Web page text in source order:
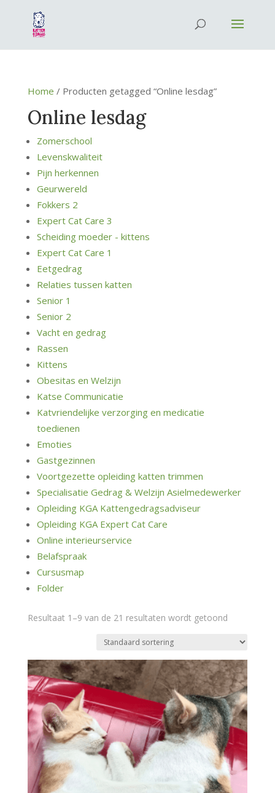
Home / Producten getagged “Online lesdag”
Online lesdag
Zomerschool
Levenskwaliteit
Pijn herkennen
Geurwereld
Fokkers 2
Expert Cat Care 3
Scheiding moeder - kittens
Expert Cat Care 1
Eetgedrag
Relaties tussen katten
Senior 1
Senior 2
Vacht en gedrag
Rassen
Kittens
Obesitas en Welzijn
Katse Communicatie
Katvriendelijke verzorging en medicatie
toedienen
Emoties
Gastgezinnen
Voortgezette opleiding katten trimmen
Specialisatie Gedrag & Welzijn Asielmedewerker
Opleiding KGA Kattengedragsadviseur
Opleiding KGA Expert Cat Care
Online interieurservice
Belafspraak
Cursusmap
Folder
Resultaat 1–9 van de 21 resultaten wordt getoond